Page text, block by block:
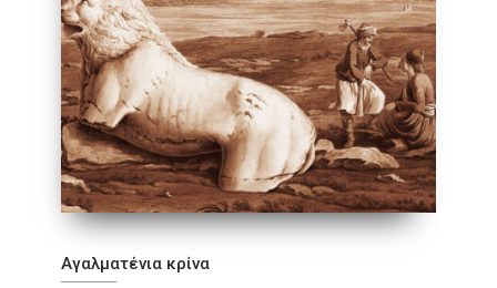
Αγαλματένια κρίνα